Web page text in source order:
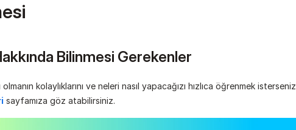
Bilinmesi Gerekenler
kolaylıklarını ve neleri nasıl yapacağızı hızlıca öğrenmek isterseniz
sayfamıza göz atabilirsiniz.